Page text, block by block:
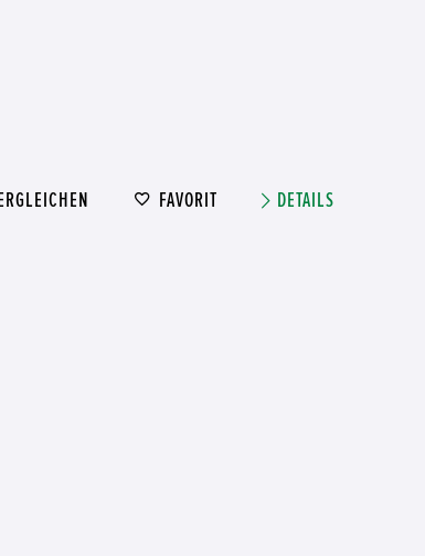
FAVORIT DETAILS